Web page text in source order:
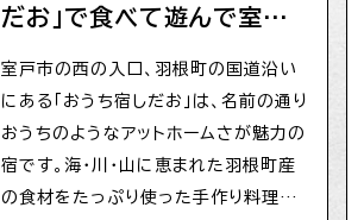
だお」で食べて遊んで室戸
三昧
室戸市の西の入口、羽根町の国道沿い
にある「おうち宿しだお」は、名前の通り
おうちのようなアットホームさが魅力の
宿です。海・川・山に恵まれた羽根町産
の食材をたっぷり使った手作り料理は